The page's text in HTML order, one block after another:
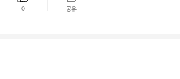
0 공유